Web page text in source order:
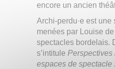
encore un ancien
Archi-perdu·e est
menées par Louise
spectacles bordelais.
s’intitule Perspectives
espaces de spectacle